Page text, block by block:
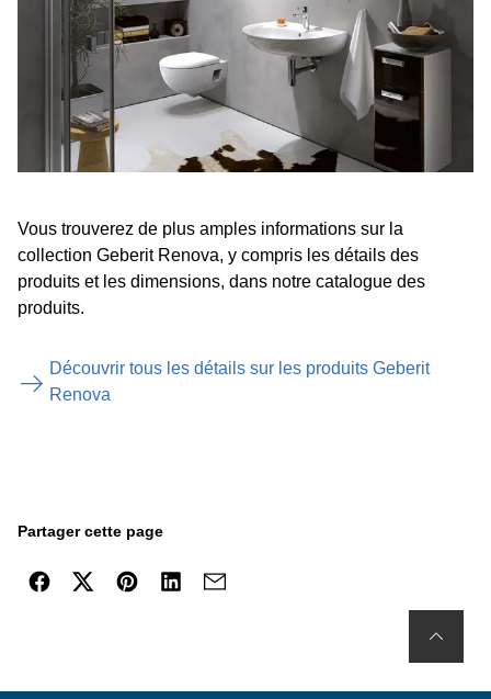
Vous trouverez de plus amples informations sur la
collection Geberit Renova, y compris les détails des
produits et les dimensions, dans notre catalogue des
produits.
Découvrir tous les détails sur les produits Geberit
Renova
Partager cette page